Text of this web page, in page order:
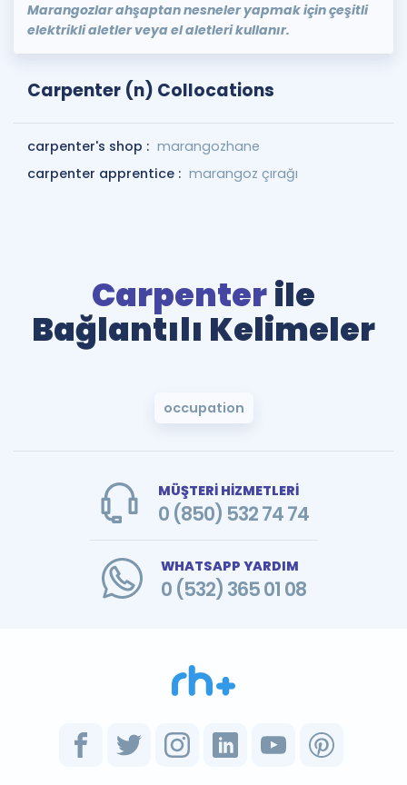
Marangozlar ahşaptan nesneler yapmak için çeşitli
elektrikli aletler veya el aletleri kullanır.
Carpenter (n) Collocations
carpenter's shop : marangozhane
carpenter apprentice : marangoz çırağı
Carpenterile
Bağlantılı Kelimeler
occupation
MÜŞTERİ HİZMETLERİ
0 (850) 532 74 74
WHATSAPP YARDIM
0 (532) 365 01 08